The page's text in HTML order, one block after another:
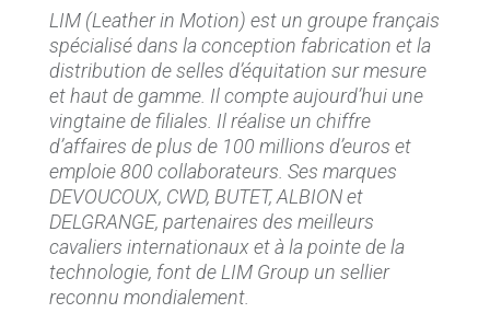
LIM (Leather in Motion) est un groupe français
spécialisé dans la conception fabrication et la
distribution de selles d’équitation sur mesure
et haut de gamme. Il compte aujourd’hui une
vingtaine de filiales. Il réalise un chiffre
d’affaires de plus de 100 millions d’euros et
emploie 800 collaborateurs. Ses marques
DEVOUCOUX, CWD, BUTET, ALBION et
DELGRANGE, partenaires des meilleurs
cavaliers internationaux et à la pointe de la
technologie, font de LIM Group un sellier
reconnu mondialement.